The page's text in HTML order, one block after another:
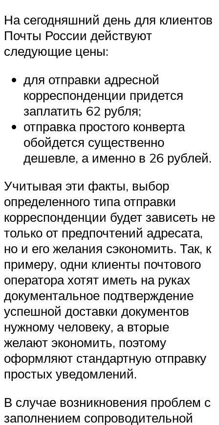
На сегодняшний день для клиентов
Почты России действуют
следующие цены:
для отправки адресной
корреспонденции придется
заплатить 62 рубля;
отправка простого конверта
обойдется существенно
дешевле, а именно в 26 рублей.
Учитывая эти факты, выбор
определенного типа отправки
корреспонденции будет зависеть не
только от предпочтений адресата,
но и его желания сэкономить. Так, к
примеру, одни клиенты почтового
оператора хотят иметь на руках
документальное подтверждение
успешной доставки документов
нужному человеку, а вторые
желают экономить, поэтому
оформляют стандартную отправку
простых уведомлений.
В случае возникновения проблем с
заполнением сопроводительной